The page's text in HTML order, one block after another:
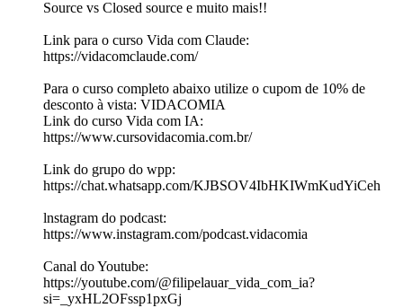
Source vs Closed source e muito mais!!
Link para o curso Vida com Claude:
⁠https://vidacomclaude.com/⁠
Para o curso completo abaixo utilize o cupom de 10% de
desconto à vista: VIDACOMIA
Link do curso Vida com IA:
⁠https://www.cursovidacomia.com.br/⁠
Link do grupo do wpp:
⁠⁠https://chat.whatsapp.com/KJBSOV4IbHKIWmKudYiCeh⁠
lnstagram do podcast:
⁠⁠https://www.instagram.com/podcast.vidacomia⁠
Canal do Youtube:
⁠https://youtube.com/@filipelauar_vida_com_ia?
si=_yxHL2OFssp1pxGj⁠